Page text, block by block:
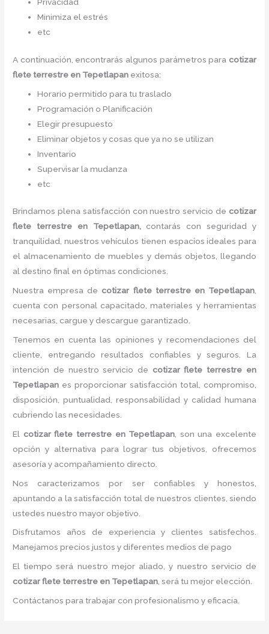
Privacidad
Minimiza el estrés
etc
A continuación, encontrarás algunos parámetros para cotizar
flete terrestre en Tepetlapan exitosa:
Horario permitido para tu traslado
Programación o Planificación
Elegir presupuesto
Eliminar objetos y cosas que ya no se utilizan
Inventario
Supervisar la mudanza
etc
Brindamos plena satisfacción con nuestro servicio de cotizar
flete terrestre
en Tepetlapan, contarás con seguridad y
tranquilidad, nuestros vehículos tienen espacios ideales para
el almacenamiento de muebles y demás objetos, llegando
al destino final en óptimas condiciones.
Nuestra empresa de cotizar flete terrestre en Tepetlapan,
cuenta con personal capacitado, materiales y herramientas
necesarias, cargue y descargue garantizado.
Tenemos en cuenta las opiniones y recomendaciones del
cliente, entregando resultados confiables y seguros. La
intención de nuestro servicio de cotizar flete terrestre en
Tepetlapan es proporcionar satisfacción total, compromiso,
disposición, puntualidad, responsabilidad y calidad humana
cubriendo las necesidades.
El cotizar flete terrestre en Tepetlapan , son una excelente
opción y alternativa para lograr tus objetivos, ofrecemos
asesoría y acompañamiento directo.
Nos caracterizamos por ser confiables y honestos,
apuntando a la satisfacción total de nuestros clientes, siendo
ustedes nuestro mayor objetivo.
Disfrutamos años de experiencia y clientes satisfechos.
Manejamos precios justos y diferentes medios de pago
El tiempo será nuestro mejor aliado, y nuestro servicio de
cotizar flete terrestre en Tepetlapan, será tu mejor elección.
Contáctanos para trabajar con profesionalismo y eficacia.